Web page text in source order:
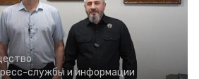
службы и информации